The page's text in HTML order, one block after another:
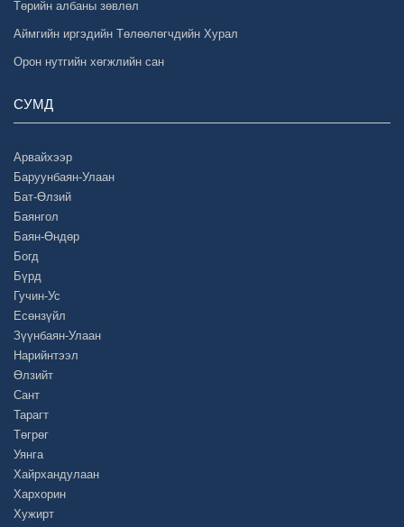
Төрийн албаны зөвлөл
Аймгийн иргэдийн Төлөөлөгчдийн Хурал
Орон нутгийн хөгжлийн сан
СУМД
Арвайхээр
Баруунбаян-Улаан
Бат-Өлзий
Баянгол
Баян-Өндөр
Богд
Бүрд
Гучин-Ус
Есөнзүйл
Зүүнбаян-Улаан
Нарийнтээл
Өлзийт
Сант
Тарагт
Төгрөг
Уянга
Хайрхандулаан
Хархорин
Хужирт